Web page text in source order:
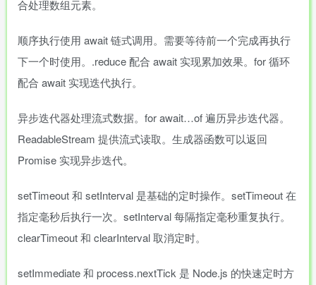
合处理数组元素。
顺序执行使用 await 链式调用。需要等待前一个完成再执行
下一个时使用。.reduce 配合 await 实现累加效果。for 循环
配合 await 实现迭代执行。
异步迭代器处理流式数据。for await…of 遍历异步迭代器。
ReadableStream 提供流式读取。生成器函数可以返回
Promise 实现异步迭代。
setTimeout 和 setInterval 是基础的定时操作。setTimeout 在
指定毫秒后执行一次。setInterval 每隔指定毫秒重复执行。
clearTimeout 和 clearInterval 取消定时。
setImmediate 和 process.nextTick 是 Node.js 的快速定时方